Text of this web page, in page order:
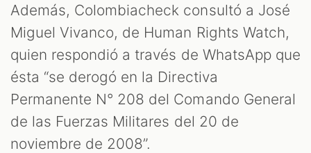
Además, Colombiacheck consultó a José
Miguel Vivanco, de Human Rights Watch,
quien respondió a través de WhatsApp que
ésta “se derogó en la Directiva
Permanente N° 208 del Comando General
de las Fuerzas Militares del 20 de
noviembre de 2008”.